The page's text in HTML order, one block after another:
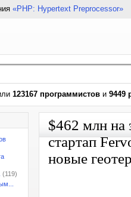
«PHP: Hypertext Preprocessor»
123167 программистов и 9449
(119)
$462 млн на
стартап
новые